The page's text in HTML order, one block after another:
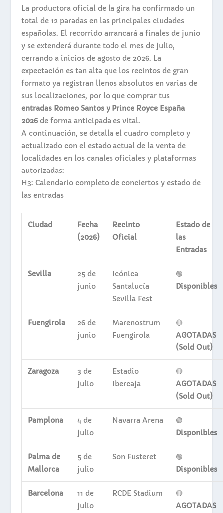
La productora oficial de la gira ha confirmado un
total de 12 paradas en las principales ciudades
españolas. El recorrido arrancará a finales de junio
y se extenderá durante todo el mes de julio,
cerrando a inicios de agosto de 2026. La
expectación es tan alta que los recintos de gran
formato ya registran llenos absolutos en varias de
sus localizaciones, por lo que comprar tus
entradas Romeo Santos y Prince Royce España
2026de forma anticipada es vital.
A continuación, se detalla el cuadro completo y
actualizado con el estado actual de la venta de
localidades en los canales oficiales y plataformas
autorizadas:
H3: Calendario completo de conciertos y estado de
las entradas
Ciudad
Fecha
(2026)
Recinto
Oficial
Estado de
las
Entradas
Sevilla
25 de
junio
Icónica
Santalucía
Sevilla Fest
🟢
Disponibles
Fuengirola
26 de
junio
Marenostrum
Fuengirola
🔴
AGOTADAS
(Sold Out)
Zaragoza
3 de
julio
Estadio
Ibercaja
🔴
AGOTADAS
(Sold Out)
Pamplona
4 de
julio
Navarra Arena
🟢
Disponibles
Palma de
Mallorca
5 de
julio
Son Fusteret
🟢
Disponibles
Barcelona
11 de
julio
RCDE Stadium
🔴
AGOTADAS